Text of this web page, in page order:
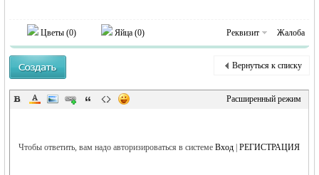
RU
Цветы (0) Яйца (0) Реквизит Жалоба
Вернуться к списку
Расширенный режим
Чтобы ответить, вам надо авторизироваться в системеВход |РЕГИСТРАЦИЯ